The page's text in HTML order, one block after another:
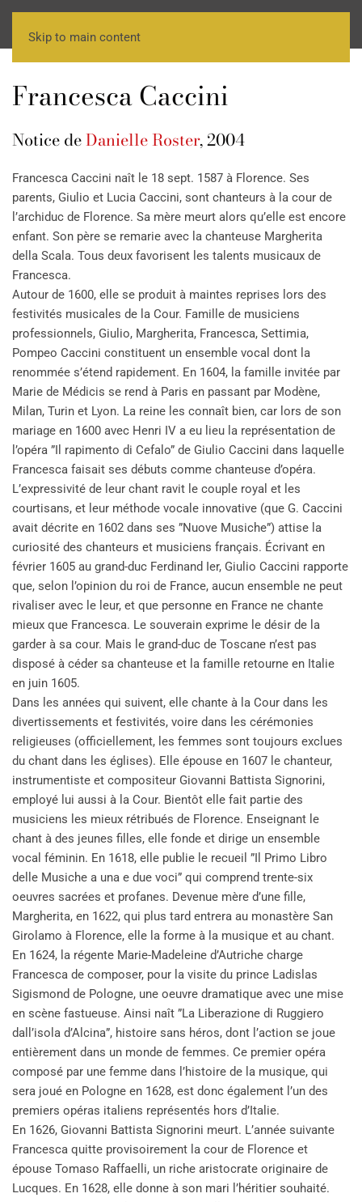
Skip to main content
Francesca Caccini
Notice deDanielle Roster, 2004
Francesca Caccini naît le 18 sept. 1587 à Florence. Ses
parents, Giulio et Lucia Caccini, sont chanteurs à la cour de
l’archiduc de Florence. Sa mère meurt alors qu’elle est encore
enfant. Son père se remarie avec la chanteuse Margherita
della Scala. Tous deux favorisent les talents musicaux de
Francesca.
Autour de 1600, elle se produit à maintes reprises lors des
festivités musicales de la Cour. Famille de musiciens
professionnels, Giulio, Margherita, Francesca, Settimia,
Pompeo Caccini constituent un ensemble vocal dont la
renommée s’étend rapidement. En 1604, la famille invitée par
Marie de Médicis se rend à Paris en passant par Modène,
Milan, Turin et Lyon. La reine les connaît bien, car lors de son
mariage en 1600 avec Henri IV a eu lieu la représentation de
l’opéra ”Il rapimento di Cefalo” de Giulio Caccini dans laquelle
Francesca faisait ses débuts comme chanteuse d’opéra.
L’expressivité de leur chant ravit le couple royal et les
courtisans, et leur méthode vocale innovative (que G. Caccini
avait décrite en 1602 dans ses ”Nuove Musiche”) attise la
curiosité des chanteurs et musiciens français. Écrivant en
février 1605 au grand-duc Ferdinand Ier, Giulio Caccini rapporte
que, selon l’opinion du roi de France, aucun ensemble ne peut
rivaliser avec le leur, et que personne en France ne chante
mieux que Francesca. Le souverain exprime le désir de la
garder à sa cour. Mais le grand-duc de Toscane n’est pas
disposé à céder sa chanteuse et la famille retourne en Italie
en juin 1605.
Dans les années qui suivent, elle chante à la Cour dans les
divertissements et festivités, voire dans les cérémonies
religieuses (officiellement, les femmes sont toujours exclues
du chant dans les églises). Elle épouse en 1607 le chanteur,
instrumentiste et compositeur Giovanni Battista Signorini,
employé lui aussi à la Cour. Bientôt elle fait partie des
musiciens les mieux rétribués de Florence. Enseignant le
chant à des jeunes filles, elle fonde et dirige un ensemble
vocal féminin. En 1618, elle publie le recueil ”Il Primo Libro
delle Musiche a una e due voci” qui comprend trente-six
oeuvres sacrées et profanes. Devenue mère d’une fille,
Margherita, en 1622, qui plus tard entrera au monastère San
Girolamo à Florence, elle la forme à la musique et au chant.
En 1624, la régente Marie-Madeleine d’Autriche charge
Francesca de composer, pour la visite du prince Ladislas
Sigismond de Pologne, une oeuvre dramatique avec une mise
en scène fastueuse. Ainsi naît ”La Liberazione di Ruggiero
dall’isola d’Alcina”, histoire sans héros, dont l’action se joue
entièrement dans un monde de femmes. Ce premier opéra
composé par une femme dans l’histoire de la musique, qui
sera joué en Pologne en 1628, est donc également l’un des
premiers opéras italiens représentés hors d’Italie.
En 1626, Giovanni Battista Signorini meurt. L’année suivante
Francesca quitte provisoirement la cour de Florence et
épouse Tomaso Raffaelli, un riche aristocrate originaire de
Lucques. En 1628, elle donne à son mari l’héritier souhaité.